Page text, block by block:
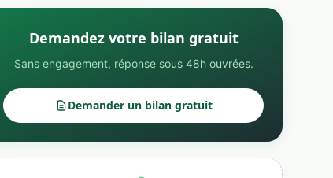
Demandez votre bilan gratuit
Sans engagement, réponse sous 48h ouvrées.
Demander un bilan gratuit